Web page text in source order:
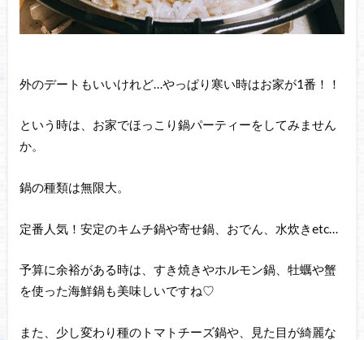
外のデートもいいけれど…やっぱり寒い時はお家が1番！！
という時は、お家でほっこり鍋パーティーをしてみません
か。
鍋の種類は無限大。
定番人気！安定のキムチ鍋や寄せ鍋、おでん、水炊きetc…
予算に余裕がある時は、すき焼きやホルモン鍋、牡蠣や蟹
を使った海鮮鍋も美味しいですね♡
また、少し変わり種のトマトチーズ鍋や、見た目が綺麗な